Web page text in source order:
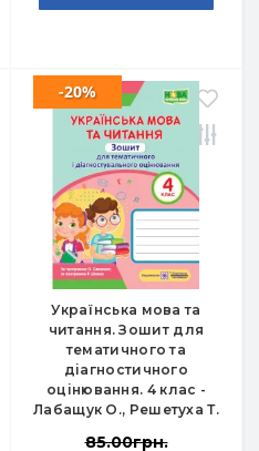
Українська мова та
читання. Зошит для
тематичного та
діагностичного
оцінювання. 4 клас -
Лабащук О., Решетуха Т.
-20%
85.00грн.